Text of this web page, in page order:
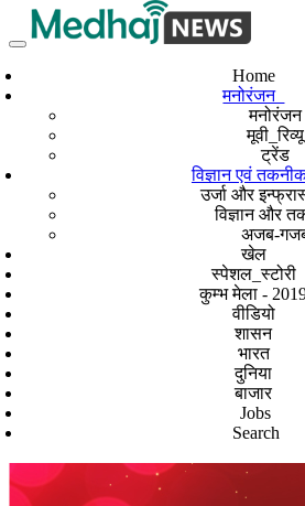
Home
मनोरंजन
मनोरंजन
मूवी_रिव्यू
ट्रेंड
विज्ञान एवं
उर्जा और
विज्ञान और
अजब-
खेल
स्पेशल_स्टोरी
कुम्भ मेला -
वीडियो
शासन
भारत
दुनिया
बाजार
Jobs
Search